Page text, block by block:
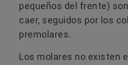
pequeños del frente)
caer, seguidos por los
premolares.
Los molares no existen